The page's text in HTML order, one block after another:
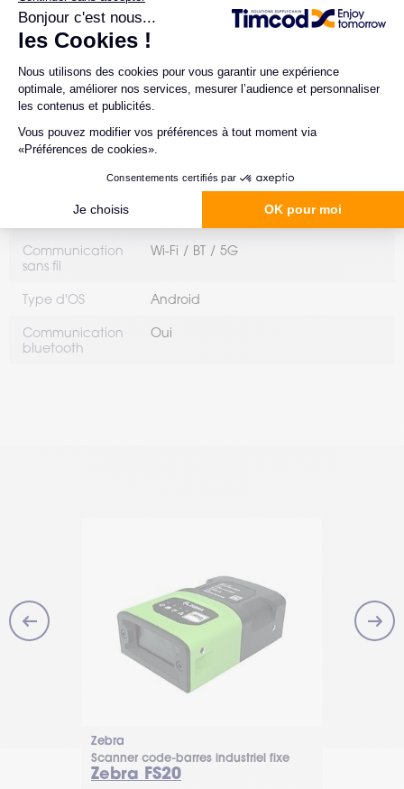
Résolution de la
caméra arrière
16 MP avec autofocus et flash LED
Environnement
d'utilisation
Standard
Indice de
IP65 et IP67
Résistance aux
chutes (mètres)
1,8 m / 2,4 m (avec protection)
Communication
sans fil
Wi-Fi BT 5G
Type d'OS Android
Communication
bluetooth
Oui
Zebra
Scanner code-barres industriel fixe
Zebra FS20